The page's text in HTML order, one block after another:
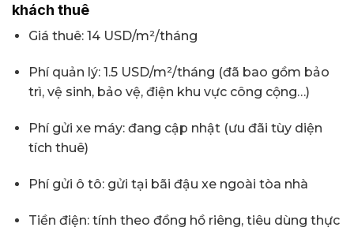
khách thuê
Giá thuê: 14 USD/m²/tháng
Phí quản lý: 1.5 USD/m²/tháng (đã bao gồm bảo
trì, vệ sinh, bảo vệ, điện khu vực công cộng…)
Phí gửi xe máy: đang cập nhật (ưu đãi tùy diện
tích thuê)
Phí gửi ô tô: gửi tại bãi đậu xe ngoài tòa nhà
Tiền điện: tính theo đồng hồ riêng, tiêu dùng thực